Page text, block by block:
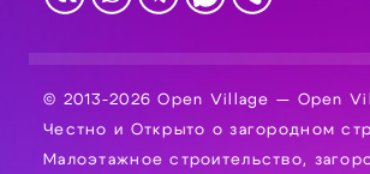
© 2013-2026 Open Village — Open
Честно и Открыто о загородном
Малоэтажное строительство,